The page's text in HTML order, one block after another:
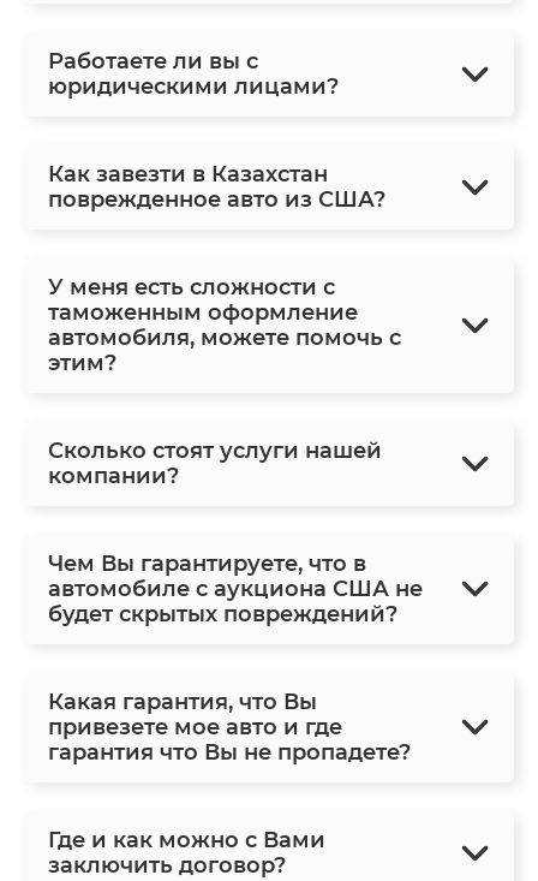
Работаете ли вы с
юридическими лицами?
Как завезти в Казахстан
поврежденное авто из США?
У меня есть сложности с
таможенным оформление
автомобиля, можете помочь с
этим?
Сколько стоят услуги нашей
компании?
Чем Вы гарантируете, что в
автомобиле с аукциона США не
будет скрытых повреждений?
Какая гарантия, что Вы
привезете мое авто и где
гарантия что Вы не пропадете?
Где и как можно с Вами
заключить договор?